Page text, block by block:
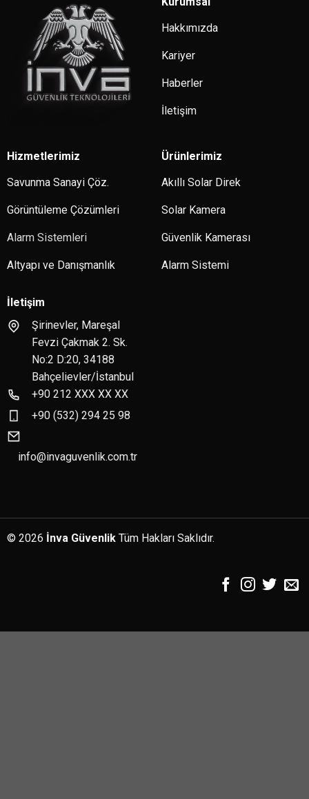
Hakkımızda
Kariyer
Haberler
İletişim
Hizmetlerimiz
Savunma Sanayi Çöz.
Görüntüleme Çözümleri
Alarm Sistemleri
Altyapı ve Danışmanlık
Ürünlerimiz
Akıllı Solar Direk
Solar Kamera
Güvenlik Kamerası
Alarm Sistemi
İletişim
Şirinevler, Mareşal
Fevzi Çakmak 2. Sk.
No:2 D:20, 34188
Bahçelievler/İstanbul
+90 212 XXX XX XX
+90 (532) 294 25 98
info@invaguvenlik.com.tr
© 2026 İnva GüvenlikTüm Hakları Saklıdır.